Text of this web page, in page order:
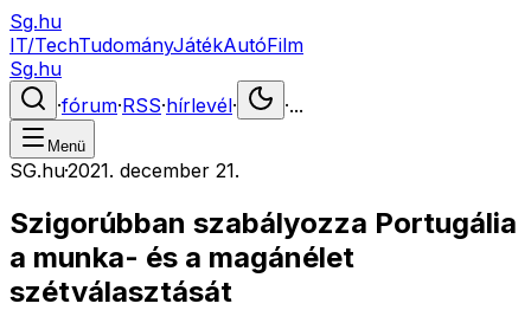
Sg.hu
IT/TechTudományJátékAutóFilm
Sg.hu
·fórum·RSS·hírlevél· ·...
Menü
SG.hu·2021. december 21.
Szigorúbban szabályozza Portugália
a munka- és a magánélet
szétválasztását